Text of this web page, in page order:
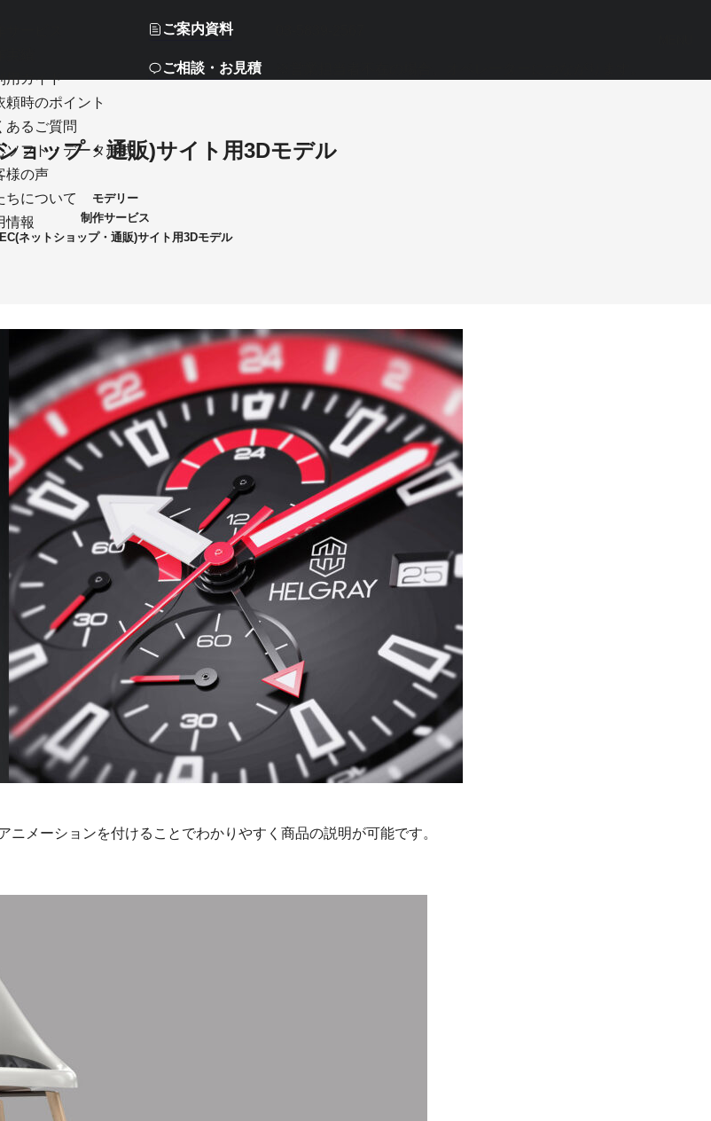
用ガイド
頼時のポイント
あるご質問
ソフト・データ形式
様の声
ちについて
情報
ご案内資料
ご相談・お見積
ョップ・通販)サイト用3Dモデル
モデリー
制作サービス
EC(ネットショップ・通販)サイト用3Dモデル
メーションを付けることでわかりやすく商品の説明が可能です。